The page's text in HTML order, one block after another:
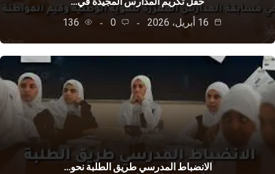
0
136
الانضباط المدرسي طريق الطلبة نحو…